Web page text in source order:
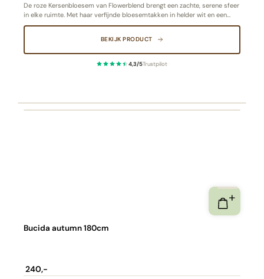
De roze Kersenbloesem van Flowerblend brengt een zachte, serene sfeer
in elke ruimte. Met haar verfijnde bloesemtakken in helder wit en een
levensechte vertakking is deze kunstplant een symbool van pure
BEKIJK PRODUCT
4,3/5Trustpilot·
Bucida autumn 180cm
240,-